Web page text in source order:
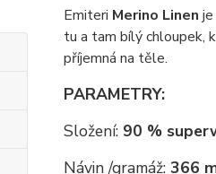
Emiteri Merino Linen
tu a tam bílý chloupek,
příjemná na těle.
PARAMETRY:
Složení: 90 %
Návin /gramáž:366